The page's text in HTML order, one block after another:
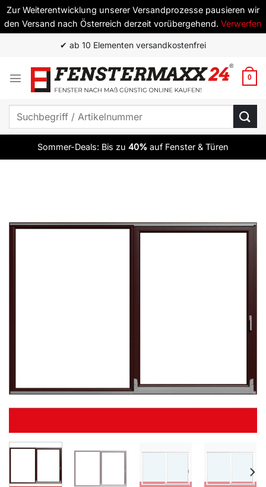
Zur Weiterentwicklung unserer Versandprozesse pausieren wir
den Versand nach Österreich derzeit vorübergehend. Verwerfen
springen
✔ ab 10 Elementen versandkostenfrei
0
Suchen
Sommer-Deals: Bis zu 40% auf Fenster & Türen